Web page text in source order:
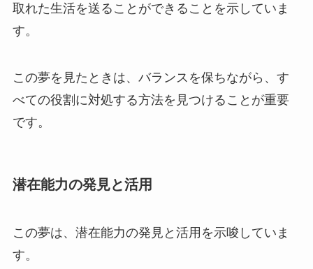
取れた生活を送ることができることを示していま
す。
この夢を見たときは、バランスを保ちながら、す
べての役割に対処する方法を見つけることが重要
です。
潜在能力の発見と活用
この夢は、潜在能力の発見と活用を示唆していま
す。